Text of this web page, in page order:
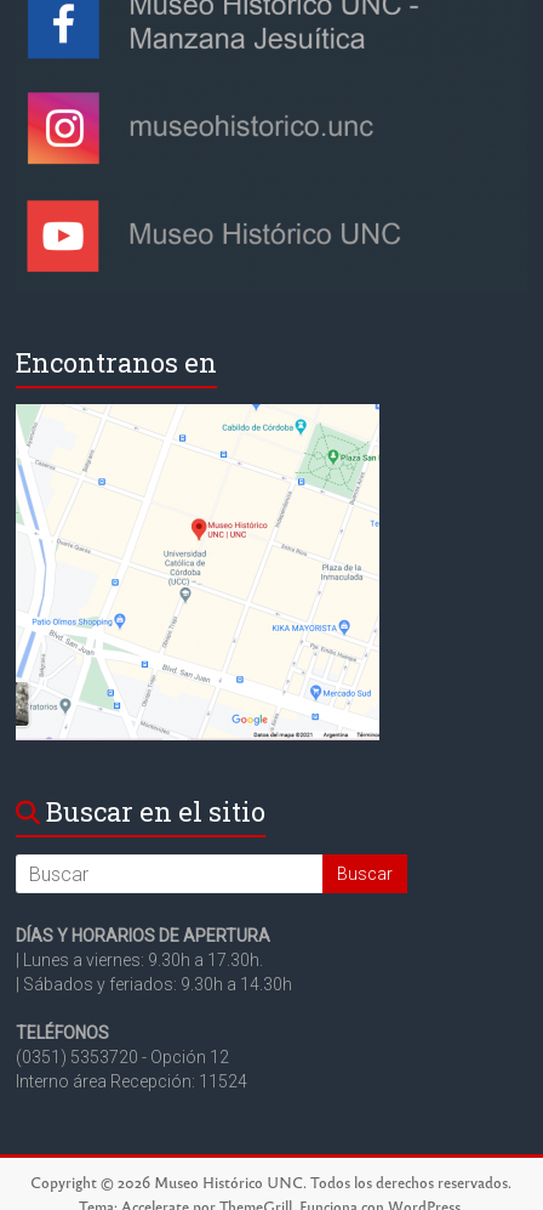
Encontranos en
Buscar en el sitio
Search
DÍAS Y HORARIOS DE APERTURA
| Lunes a viernes: 9.30h a 17.30h.
| Sábados y feriados: 9.30h a 14.30h
TELÉFONOS
(0351) 5353720 - Opción 12
Interno área Recepción: 11524
Copyright © 2026 Museo Histórico UNC. Todos los derechos reservados.